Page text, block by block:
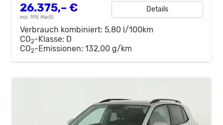
26.375,– €
incl. 19% MwSt.
Details
Verbrauch kombiniert: 5,80 l/100km
CO2-Klasse: D
CO2-Emissionen: 132,00 g/km